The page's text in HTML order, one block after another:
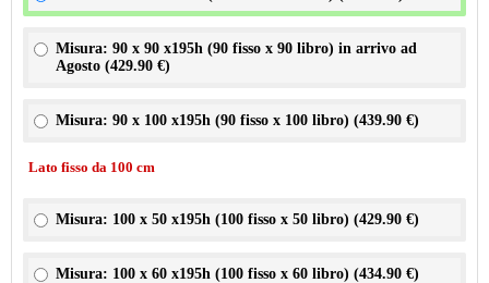
Misura: 90 x 90 x195h (90 fisso x 90 libro) in arrivo ad
Agosto (429.90 €)
Misura: 90 x 100 x195h (90 fisso x 100 libro) (439.90 €)
Lato fisso da 100 cm
Misura: 100 x 50 x195h (100 fisso x 50 libro) (429.90 €)
Misura: 100 x 60 x195h (100 fisso x 60 libro) (434.90 €)